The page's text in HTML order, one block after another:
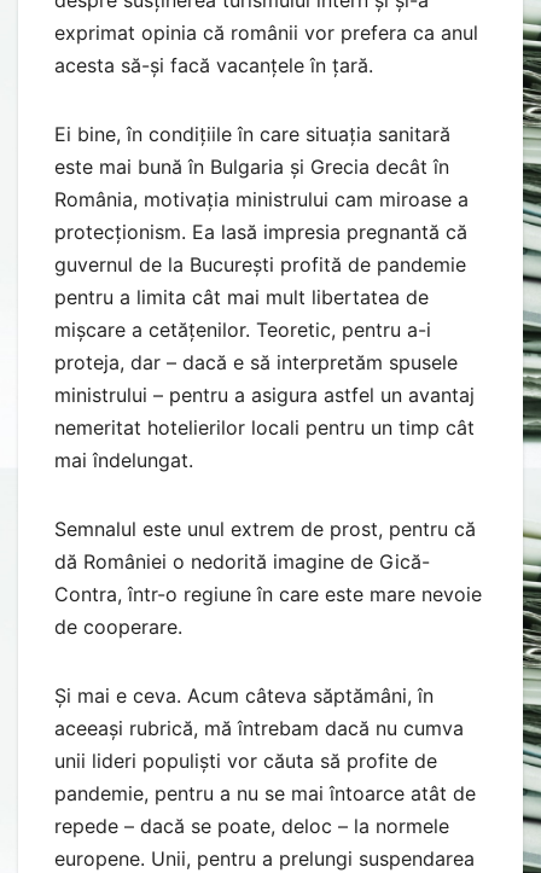
exprimat opinia că românii vor prefera ca anul
acesta să-și facă vacanțele în țară.
Ei bine, în condițiile în care situația sanitară
este mai bună în Bulgaria și Grecia decât în
România, motivația ministrului cam miroase a
protecționism. Ea lasă impresia pregnantă că
guvernul de la București profită de pandemie
pentru a limita cât mai mult libertatea de
mișcare a cetățenilor. Teoretic, pentru a-i
proteja, dar – dacă e să interpretăm spusele
ministrului – pentru a asigura astfel un avantaj
nemeritat hotelierilor locali pentru un timp cât
mai îndelungat.
Semnalul este unul extrem de prost, pentru că
dă României o nedorită imagine de Gică-
Contra, într-o regiune în care este mare nevoie
de cooperare.
Și mai e ceva. Acum câteva săptămâni, în
aceeași rubrică, mă întrebam dacă nu cumva
unii lideri populiști vor căuta să profite de
pandemie, pentru a nu se mai întoarce atât de
repede – dacă se poate, deloc – la normele
europene. Unii, pentru a prelungi suspendarea